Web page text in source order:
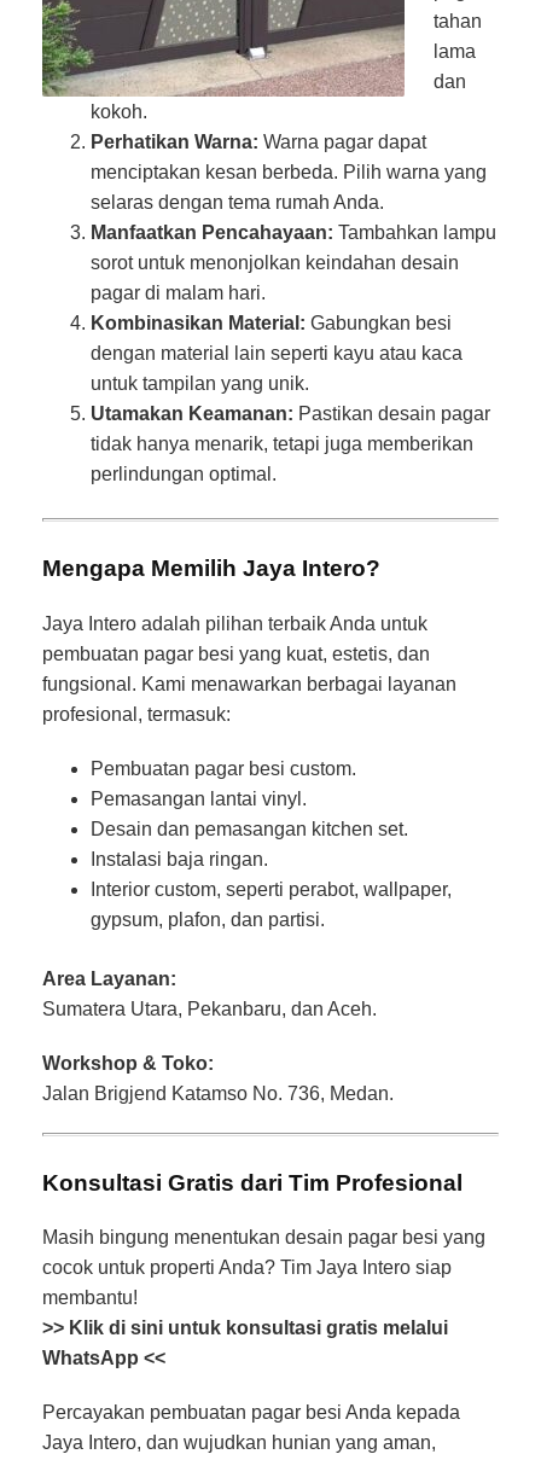
tahan
lama
dan
kokoh.
Perhatikan Warna: Warna pagar dapat
menciptakan kesan berbeda. Pilih warna yang
selaras dengan tema rumah Anda.
Manfaatkan Pencahayaan: Tambahkan lampu
sorot untuk menonjolkan keindahan desain
pagar di malam hari.
Kombinasikan Material: Gabungkan besi
dengan material lain seperti kayu atau kaca
untuk tampilan yang unik.
Utamakan Keamanan: Pastikan desain pagar
tidak hanya menarik, tetapi juga memberikan
perlindungan optimal.
Mengapa Memilih Jaya Intero?
Jaya Intero adalah pilihan terbaik Anda untuk
pembuatan pagar besi yang kuat, estetis, dan
fungsional. Kami menawarkan berbagai layanan
profesional, termasuk:
Pembuatan pagar besi custom.
Pemasangan lantai vinyl.
Desain dan pemasangan kitchen set.
Instalasi baja ringan.
Interior custom, seperti perabot, wallpaper,
gypsum, plafon, dan partisi.
Area Layanan:
Sumatera Utara, Pekanbaru, dan Aceh.
Workshop & Toko:
Jalan Brigjend Katamso No. 736, Medan.
Konsultasi Gratis dari Tim Profesional
Masih bingung menentukan desain pagar besi yang
cocok untuk properti Anda? Tim Jaya Intero siap
membantu!
>> Klik di sini untuk konsultasi gratis melalui
WhatsApp <<
Percayakan pembuatan pagar besi Anda kepada
Jaya Intero, dan wujudkan hunian yang aman,